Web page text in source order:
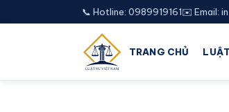
📞 Hotline: 0989919161✉️ Email:
TRANG CHỦ